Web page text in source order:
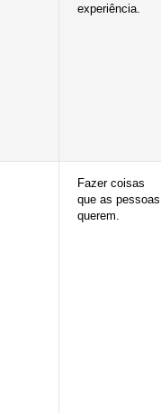
experiência.
Fazer coisas
que as pessoas
querem.